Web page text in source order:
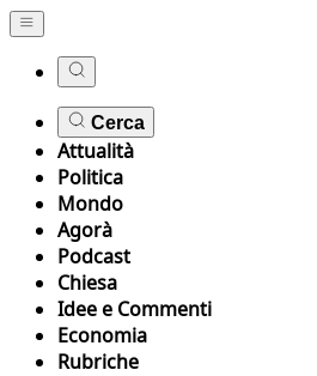
Cerca
Attualità
Politica
Mondo
Agorà
Podcast
Chiesa
Idee e Commenti
Economia
Rubriche